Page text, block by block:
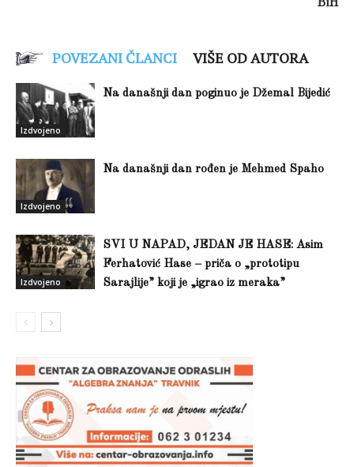
BiH
POVEZANI ČLANCI VIŠE OD AUTORA
Izdvojeno
Na današnji dan poginuo je Džemal Bijedić
Izdvojeno
Na današnji dan rođen je Mehmed Spaho
Izdvojeno
SVI U NAPAD, JEDAN JE HASE: Asim
Ferhatović Hase – priča o „prototipu
Sarajlije” koji je „igrao iz meraka”